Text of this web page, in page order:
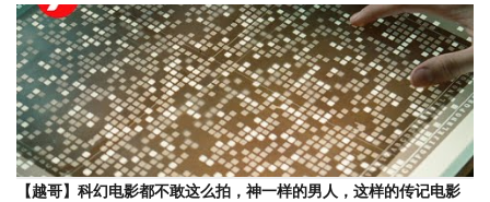
【越哥】科幻电影都不敢这么拍，神一样的男人，这样的传记电影